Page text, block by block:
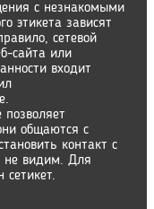
с незнакомыми
этикета зависят
сетевой
сайта или
входит
общаются с
контакт с
не видим. Для